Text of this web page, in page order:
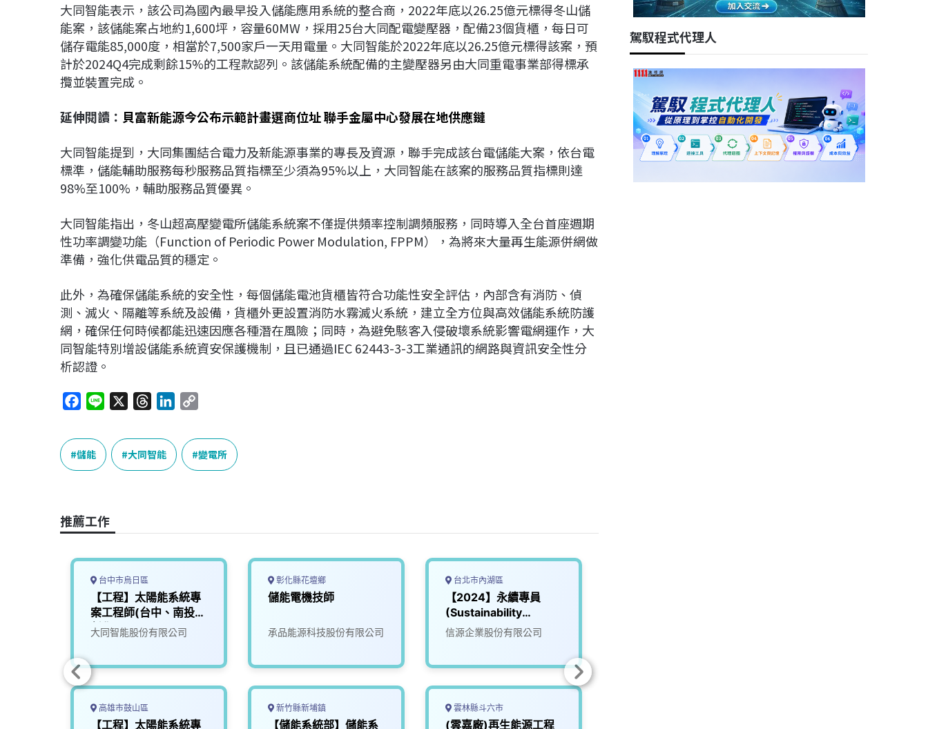
大同智能表示，該公司為國內最早投入儲能應用系統的整合商，2022年底以26.25億元標得冬山儲
能案，該儲能案占地約1,600坪，容量60MW，採用25台大同配電變壓器，配備23個貨櫃，每日可
儲存電能85,000度，相當於7,500家戶一天用電量。大同智能於2022年底以26.25億元標得該案，預
計於2024Q4完成剩餘15%的工程款認列。該儲能系統配備的主變壓器另由大同重電事業部得標承
攬並裝置完成。
延伸閱讀： 貝富新能源今公布示範計畫選商位址 聯手金屬中心發展在地供應鏈
大同智能提到，大同集團結合電力及新能源事業的專長及資源，聯手完成該台電儲能大案，依台電
標準，儲能輔助服務每秒服務品質指標至少須為95%以上，大同智能在該案的服務品質指標則達
98%至100%，輔助服務品質優異。
大同智能指出，冬山超高壓變電所儲能系統案不僅提供頻率控制調頻服務，同時導入全台首座週期
性功率調變功能（Function of Periodic Power Modulation, FPPM），為將來大量再生能源併網做
準備，強化供電品質的穩定。
此外，為確保儲能系統的安全性，每個儲能電池貨櫃皆符合功能性安全評估，內部含有消防、偵
測、滅火、隔離等系統及設備，貨櫃外更設置消防水霧滅火系統，建立全方位與高效儲能系統防護
網，確保任何時候都能迅速因應各種潛在風險；同時，為避免駭客入侵破壞系統影響電網運作，大
同智能特別增設儲能系統資安保護機制，且已通過IEC 62443-3-3工業通訊的網路與資訊安全性分
析認證。
c
e
b
k
e
r
e
a
k
p
y
L
儲能 大同智能 變電所
推薦工作
台中市烏日區
【工程】太陽能系統專
案工程師(台中、南投、
彰化)
大同智能股份有限公司
高雄市鼓山區
【工程】太陽能系統專
彰化縣花壇鄉
儲能電機技師
承品能源科技股份有限公司
新竹縣新埔鎮
【儲能系統部】儲能系
台北市內湖區
【2024】永續專員
(Sustainability
Coordinator)
信源企業股份有限公司
雲林縣斗六市
(雲嘉廠)再生能源工程
駕馭程式代理人